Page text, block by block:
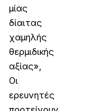
μίας
δίαιτας
χαμηλής
θερμιδικής
αξίας»,
Οι
ερευνητές